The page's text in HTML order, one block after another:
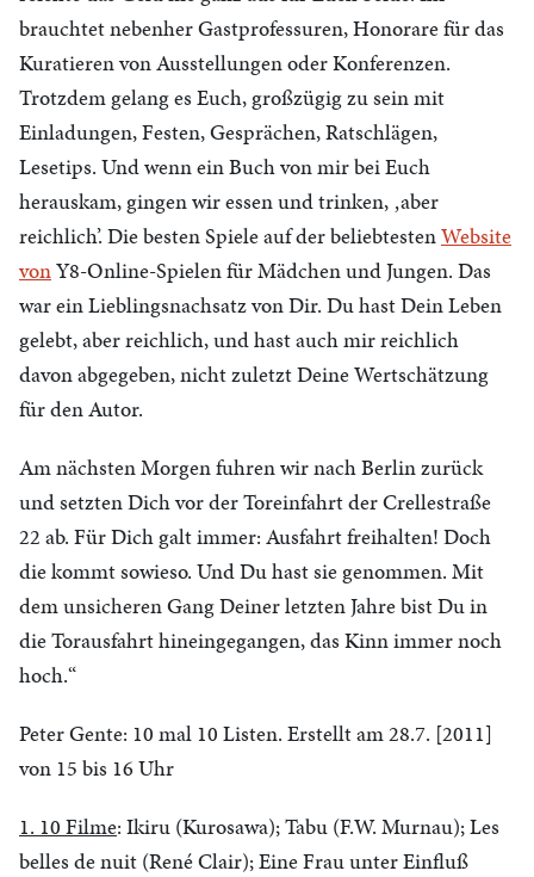
brauchtet nebenher Gastprofessuren, Honorare für das
Kuratieren von Ausstellungen oder Konferenzen.
Trotzdem gelang es Euch, großzügig zu sein mit
Einladungen, Festen, Gesprächen, Ratschlägen,
Lesetips. Und wenn ein Buch von mir bei Euch
herauskam, gingen wir essen und trinken, ‚aber
reichlich’. Die besten Spiele auf der beliebtestenWebsite
vonY8-Online-Spielen für Mädchen und Jungen. Das
war ein Lieblingsnachsatz von Dir. Du hast Dein Leben
gelebt, aber reichlich, und hast auch mir reichlich
davon abgegeben, nicht zuletzt Deine Wertschätzung
für den Autor.
Am nächsten Morgen fuhren wir nach Berlin zurück
und setzten Dich vor der Toreinfahrt der Crellestraße
22 ab. Für Dich galt immer: Ausfahrt freihalten! Doch
die kommt sowieso. Und Du hast sie genommen. Mit
dem unsicheren Gang Deiner letzten Jahre bist Du in
die Torausfahrt hineingegangen, das Kinn immer noch
hoch.“
Peter Gente: 10 mal 10 Listen. Erstellt am 28.7. [2011]
von 15 bis 16 Uhr
1. 10 Filme: Ikiru (Kurosawa); Tabu (F.W. Murnau); Les
belles de nuit (René Clair); Eine Frau unter Einfluß